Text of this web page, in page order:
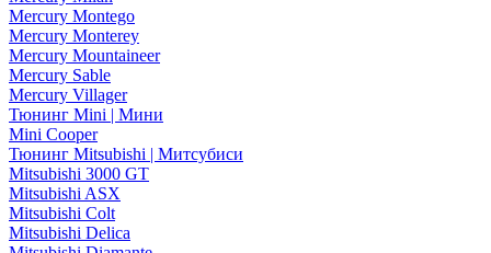
Mercury Montego
Mercury Monterey
Mercury Mountaineer
Mercury Sable
Mercury Villager
Тюнинг Mini | Мини
Mini Cooper
Тюнинг Mitsubishi | Митсубиси
Mitsubishi 3000 GT
Mitsubishi ASX
Mitsubishi Colt
Mitsubishi Delica